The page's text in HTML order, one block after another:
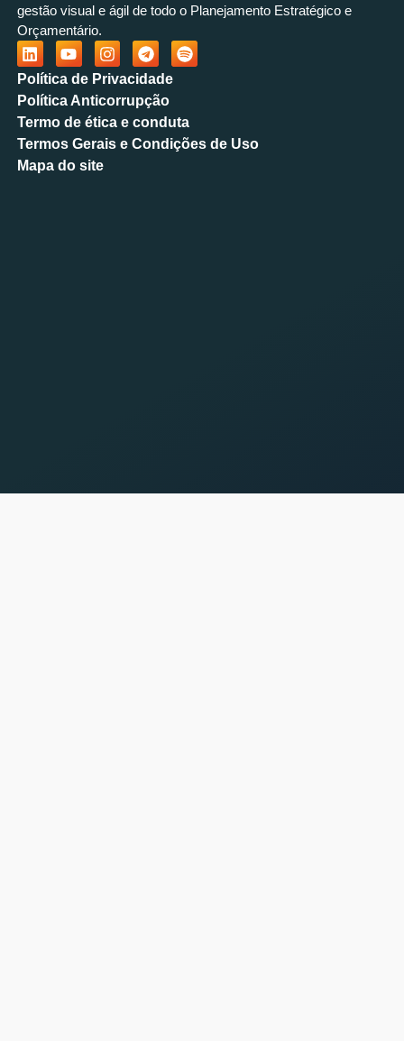
gestão visual e ágil de todo o Planejamento Estratégico e
Orçamentário.
Política de Privacidade
Política Anticorrupção
Termo de ética e conduta
Termos Gerais e Condições de Uso
Mapa do site